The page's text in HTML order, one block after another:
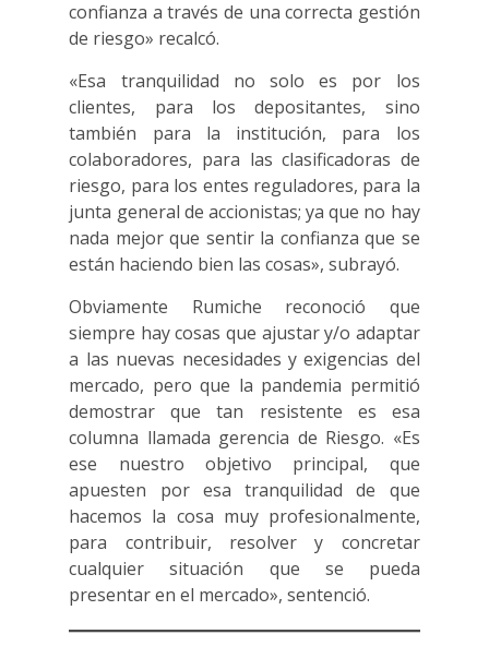
confianza a través de una correcta gestión
de riesgo» recalcó.
«Esa tranquilidad no solo es por los
clientes, para los depositantes, sino
también para la institución, para los
colaboradores, para las clasificadoras de
riesgo, para los entes reguladores, para la
junta general de accionistas; ya que no hay
nada mejor que sentir la confianza que se
están haciendo bien las cosas», subrayó.
Obviamente Rumiche reconoció que
siempre hay cosas que ajustar y/o adaptar
a las nuevas necesidades y exigencias del
mercado, pero que la pandemia permitió
demostrar que tan resistente es esa
columna llamada gerencia de Riesgo. «Es
ese nuestro objetivo principal, que
apuesten por esa tranquilidad de que
hacemos la cosa muy profesionalmente,
para contribuir, resolver y concretar
cualquier situación que se pueda
presentar en el mercado», sentenció.